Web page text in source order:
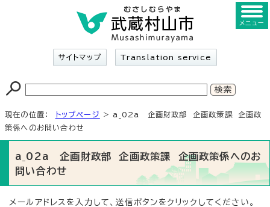
サイトマップ Translation service
メニュー
現在の位置： トップページ
> a_02a 企画財政部 企画政策課 企画政
策係へのお問い合わせ
a_02a 企画財政部 企画政策課 企画政策係へのお
問い合わせ
メールアドレスを入力して、送信ボタンをクリックしてください。